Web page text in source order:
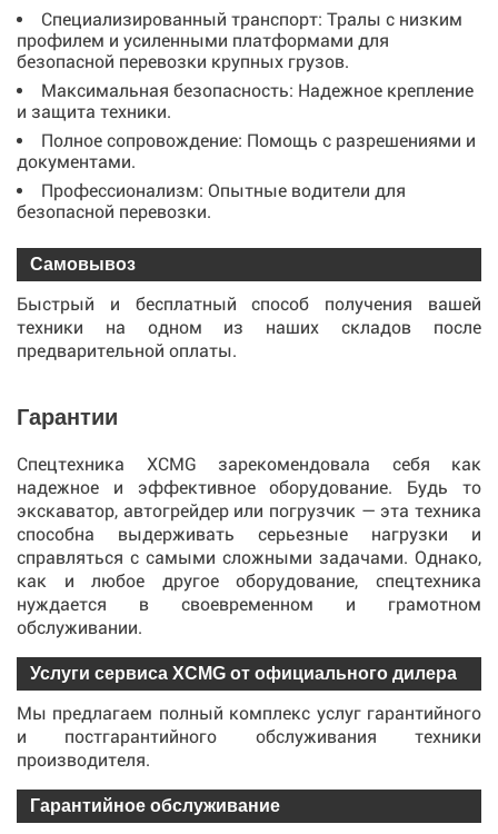
Специализированный транспорт: Тралы с низким
профилем и усиленными платформами для
безопасной перевозки крупных грузов.
Максимальная безопасность: Надежное крепление
и защита техники.
Полное сопровождение: Помощь с разрешениями и
документами.
Профессионализм: Опытные водители для
безопасной перевозки.
Самовывоз
Быстрый и бесплатный способ получения вашей
техники на одном из наших складов после
предварительной оплаты.
Гарантии
Спецтехника XCMG зарекомендовала себя как
надежное и эффективное оборудование. Будь то
экскаватор, автогрейдер или погрузчик — эта техника
способна выдерживать серьезные нагрузки и
справляться с самыми сложными задачами. Однако,
как и любое другое оборудование, спецтехника
нуждается в своевременном и грамотном
обслуживании.
Услуги сервиса XCMG от официального дилера
Мы предлагаем полный комплекс услуг гарантийного
и постгарантийного обслуживания техники
производителя.
Гарантийное обслуживание